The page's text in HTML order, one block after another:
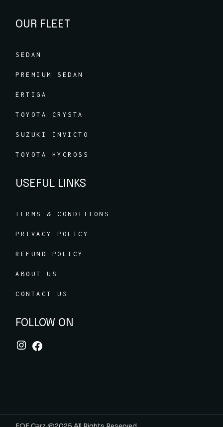
OUR FLEET
SEDAN
PREMIUM SEDAN
ERTIGA
TOYOTA CRYSTA
SUZUKI INVICTO
TOYOTA HYCROSS
USEFUL LINKS
TERMS & CONDITIONS
PRIVACY POLICY
REFUND POLICY
ABOUT US
CONTACT US
FOLLOW ON
Instagram
Facebook